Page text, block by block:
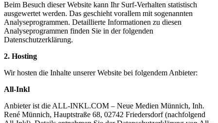
Beim Besuch dieser Website kann Ihr Surf-Verhalten statistisch
ausgewertet werden. Das geschieht vorallem mit sogenannten
Analyseprogrammen. Detaillierte Informationen zu diesen
Analyseprogrammen finden Sie in der folgenden
Datenschutzerklärung.
2. Hosting
Wir hosten die Inhalte unserer Website bei folgendem Anbieter:
All-Inkl
Anbieter ist die ALL-INKL.COM – Neue Medien Münnich, Inh.
René Münnich, Hauptstraße 68, 02742 Friedersdorf (nachfolgend